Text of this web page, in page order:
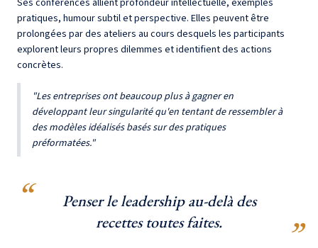
Ses conférences allient profondeur intellectuelle, exemples
pratiques, humour subtil et perspective. Elles peuvent être
prolongées par des ateliers au cours desquels les participants
explorent leurs propres dilemmes et identifient des actions
concrètes.
"Les entreprises ont beaucoup plus à gagner en
développant leur singularité qu'en tentant de ressembler à
des modèles idéalisés basés sur des pratiques
préformatées."
Penser le leadership au-delà des
recettes toutes faites.